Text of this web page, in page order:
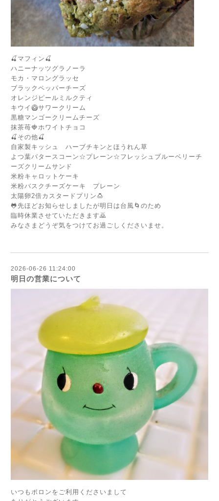
🍒マフィン🍒
ハニーナッツグラノーラ
モカ・マロングラッセ
ブラックペッパーチーズ
オレンジピールミルクティ
キウイ🥝サワークリーム
黒糖マンゴークリームチーズ
抹茶苺🍓ホワイトチョコ
🍒その他🍒
自家製キッシュ ハーブチキンとほうれん草
よつ葉バタースコーン☆プレーン☆フレッシュブルーベリーチ
ーズクリームサンド
米粉キャロットケーキ
米粉バスクチーズケーキ プレーン
太陽卵2倍カスタードプリン🍮
🐸先ほどお知らせしましたが明日は台風🌀のため
臨時休業させていただきます🙇
みなさまどうぞ気をつけてお過ごしくださいませ。
2026-06-26 11:24:00
明日の営業について
いつもポロンをご利用くださいまして